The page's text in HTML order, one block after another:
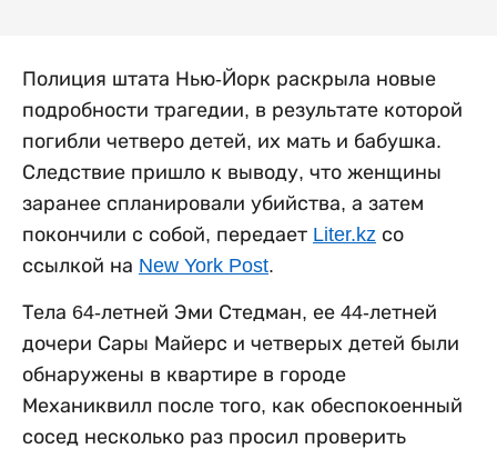
Полиция штата Нью-Йорк раскрыла новые
подробности трагедии, в результате которой
погибли четверо детей, их мать и бабушка.
Следствие пришло к выводу, что женщины
заранее спланировали убийства, а затем
покончили с собой, передает Liter.kz со
ссылкой на New York Post.
Тела 64-летней Эми Стедман, ее 44-летней
дочери Сары Майерс и четверых детей были
обнаружены в квартире в городе
Механиквилл после того, как обеспокоенный
сосед несколько раз просил проверить